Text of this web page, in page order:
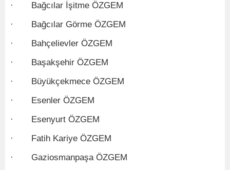
· Bağcılar İşitme ÖZGEM
· Bağcılar Görme ÖZGEM
· Bahçelievler ÖZGEM
· Başakşehir ÖZGEM
· Büyükçekmece ÖZGEM
· Esenler ÖZGEM
· Esenyurt ÖZGEM
· Fatih Kariye ÖZGEM
· Gaziosmanpaşa ÖZGEM